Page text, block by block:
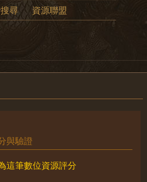
尋 資源聯盟
與驗證
這筆數位資源評分